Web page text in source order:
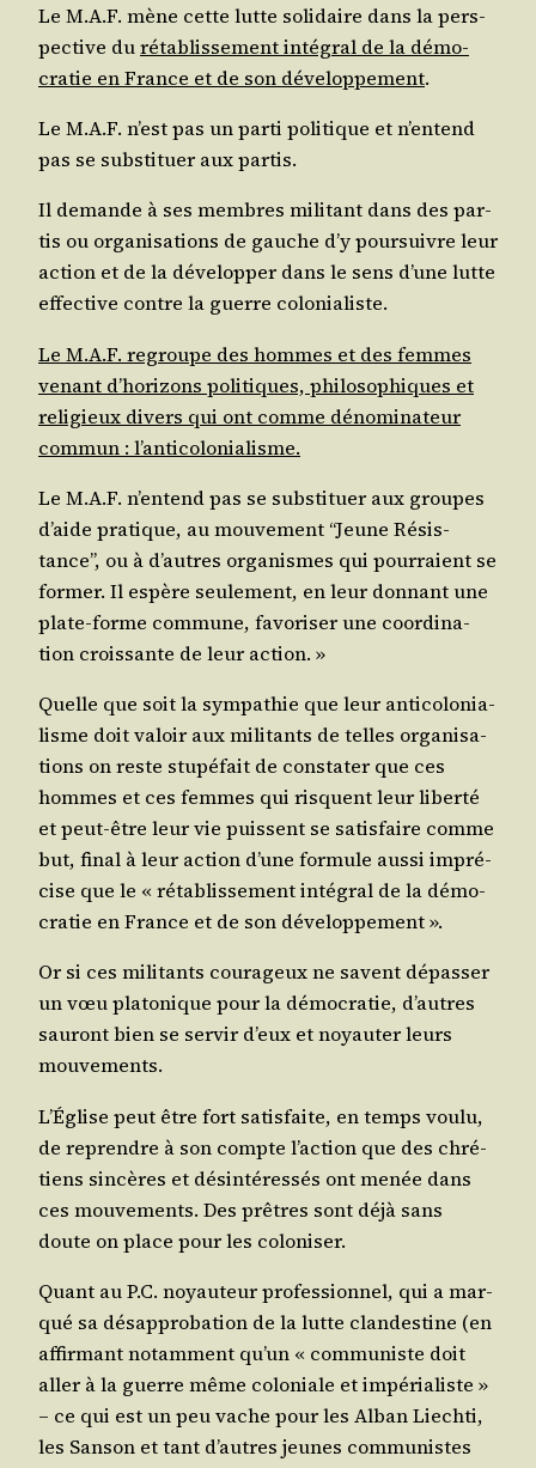
Le M.A.F. mène cette lutte soli­daire dans la pers­
pec­tive duréta­blis­se­ment inté­gral de la démo­
cra­tie en France et de son déve­lop­pe­ment.
Le M.A.F. n’est pas un par­ti poli­tique et n’en­tend
pas se sub­sti­tuer aux partis.
Il demande à ses membres mili­tant dans des par­
tis ou orga­ni­sa­tions de gauche d’y pour­suivre leur
action et de la déve­lop­per dans le sens d’une lutte
effec­tive contre la guerre colonialiste.
Le M.A.F. regroupe des hommes et des femmes
venant d’ho­ri­zons poli­tiques, phi­lo­so­phiques et
reli­gieux divers qui ont comme déno­mi­na­teur
com­mun : l’anticolonialisme.
Le M.A.F. n’en­tend pas se sub­sti­tuer aux groupes
d’aide pra­tique, au mou­ve­ment “Jeune Résis­
tance”, ou à d’autres orga­nismes qui pour­raient se
for­mer. Il espère seule­ment, en leur don­nant une
plate-forme com­mune, favo­ri­ser une coor­di­na­
tion crois­sante de leur action. »
Quelle que soit la sym­pa­thie que leur anti­co­lo­nia­
lisme doit valoir aux mili­tants de telles orga­ni­sa­
tions on reste stu­pé­fait de consta­ter que ces
hommes et ces femmes qui risquent leur liber­té
et peut-être leur vie puissent se satis­faire comme
but, final à leur action d’une for­mule aus­si impré­
cise que le « réta­blis­se­ment inté­gral de la démo­
cra­tie en France et de son développement ».
Or si ces mili­tants cou­ra­geux ne savent dépas­ser
un vœu pla­to­nique pour la démo­cra­tie, d’autres
sau­ront bien se ser­vir d’eux et noyau­ter leurs
mouvements.
L’É­glise peut être fort satis­faite, en temps vou­lu,
de reprendre à son compte l’ac­tion que des chré­
tiens sin­cères et dés­in­té­res­sés ont menée dans
ces mou­ve­ments. Des prêtres sont déjà sans
doute on place pour les coloniser.
Quant au P.C. noyau­teur pro­fes­sion­nel, qui a mar­
qué sa désap­pro­ba­tion de la lutte clan­des­tine (en
affir­mant notam­ment qu’un « com­mu­niste doit
aller à la guerre même colo­niale et impé­ria­liste »
– ce qui est un peu vache pour les Alban Liech­ti,
les San­son et tant d’autres jeunes com­mu­nistes